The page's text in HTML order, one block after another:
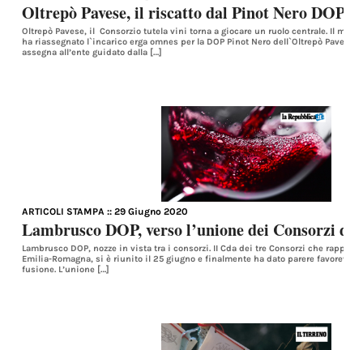
Oltrepò Pavese, il riscatto dal Pinot Nero DOP
Oltrepò Pavese, il Consorzio tutela vini torna a giocare un ruolo centrale. Il
ha riassegnato l`incarico erga omnes per la DOP Pinot Nero dell`Oltrepò
assegna all’ente guidato dalla […]
ARTICOLI STAMPA :: 29 Giugno 2020
Lambrusco DOP, verso l’unione dei Consorzi di
Lambrusco DOP, nozze in vista tra i consorzi. II Cda dei tre Consorzi che
Emilia-Romagna, si è riunito il 25 giugno e finalmente ha dato parere
fusione. L’unione […]